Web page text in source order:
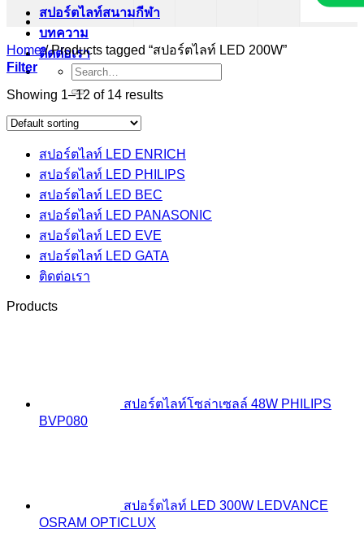
สปอร์ตไลท์สนามกีฬา
บทความ
ติดต่อเรา
Search
for:
Home /Products tagged “สปอร์ตไลท์ LED 200W”
Filter
Showing 1–12 of 14 results
สปอร์ตไลท์ LED ENRICH
สปอร์ตไลท์ LED PHILIPS
สปอร์ตไลท์ LED BEC
สปอร์ตไลท์ LED PANASONIC
สปอร์ตไลท์ LED EVE
สปอร์ตไลท์ LED GATA
ติดต่อเรา
Products
สปอร์ตไลท์โซล่าเซลล์ 48W PHILIPS
BVP080
สปอร์ตไลท์ LED 300W LEDVANCE
OSRAM OPTICLUX